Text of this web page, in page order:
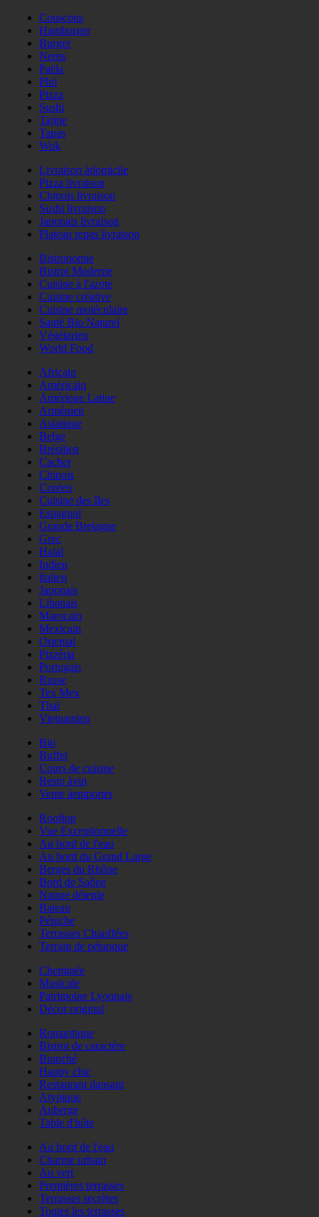
Couscous
Hamburger
Burger
Nems
Paëla
Phö
Pizza
Sushi
Tajine
Tapas
Wok
Livraison àdomicile
Pizza livraison
Chinois livraison
Sushi livraison
Japonais livraison
Plateau repas livraison
Bistronomie
Bistrot Moderne
Cuisine à l'azote
Cuisine créative
Cuisine moléculaire
Santé Bio Naturel
Végétarien
World Food
Africain
Américain
Amérique Latine
Arménien
Asiatique
Belge
Brésilien
Cacher
Chinois
Coréen
Cuisine des Iles
Espagnol
Grande Bretagne
Grec
Halal
Indien
Italien
Japonais
Libanais
Marocain
Mexicain
Oriental
Pizzéria
Portugais
Russe
Tex Mex
Thaï
Vietnamien
Bio
Buffet
Cours de cuisine
Resto àvin
Vente àemporter
Rooftop
Vue Exceptionnelle
Au bord de l'eau
Au bord du Grand Large
Berges du Rhône
Bord de Saône
Nature détente
Bateau
Péniche
Terrasses Chauffées
Terrain de pétanque
Cheminée
Musicale
Patrimoine Lyonnais
Décor original
Romantique
Bistrot de caractère
Branché
Happy chic
Restaurant dansant
Atypique
Auberge
Table d'hôte
Au bord de l'eau
Charme urbain
Au vert
Premières terrasses
Terrasses secrètes
Toutes les terrasses